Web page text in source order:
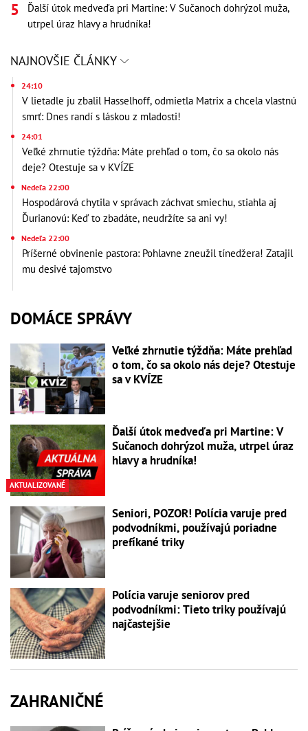
Ďalší útok medveďa pri Martine: V Sučanoch dohrýzol muža,
utrpel úraz hlavy a hrudníka!
NAJNOVŠIE ČLÁNKY
24:10
V lietadle ju zbalil Hasselhoff, odmietla Matrix a chcela vlastnú
smrť: Dnes randí s láskou z mladosti!
24:01
Veľké zhrnutie týždňa: Máte prehľad o tom, čo sa okolo nás
deje? Otestuje sa v KVÍZE
Nedeľa 22:00
Hospodárová chytila v správach záchvat smiechu, stiahla aj
Ďurianovú: Keď to zbadáte, neudržíte sa ani vy!
Nedeľa 22:00
Príšerné obvinenie pastora: Pohlavne zneužil tínedžera! Zatajil
mu desivé tajomstvo
DOMÁCE SPRÁVY
Veľké zhrnutie týždňa: Máte prehľad
o tom, čo sa okolo nás deje? Otestuje
sa v KVÍZE
AKTUALIZOVANÉ
Ďalší útok medveďa pri Martine: V
Sučanoch dohrýzol muža, utrpel úraz
hlavy a hrudníka!
Seniori, POZOR! Polícia varuje pred
podvodníkmi, používajú poriadne
prefíkané triky
Polícia varuje seniorov pred
podvodníkmi: Tieto triky používajú
najčastejšie
ZAHRANIČNÉ